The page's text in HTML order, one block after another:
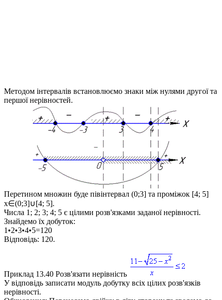
Методом інтервалів встановлюємо знаки між нулями другої та
першої нерівностей.
Перетином множин буде півінтервал (0;3] та проміжок [4; 5]
x∈(0;3]∪[4; 5].
Числа 1; 2; 3; 4; 5 є цілими розв'язками заданої нерівності.
Знайдемо їх добуток:
1•2•3•4•5=120
Відповідь: 120.
Приклад 13.40 Розв'язати нерівність
У відповідь записати модуль добутку всіх цілих розв'язків
нерівності.